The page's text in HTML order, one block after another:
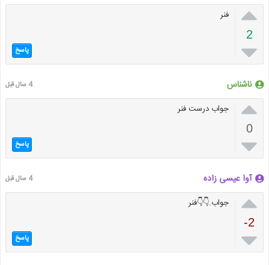

2

فنر
پاسخ
ناشناس 4 سال قبل

0

جواب درست فنر
پاسخ
آوا عیسی زاده 4 سال قبل

-2

جواب.👇👇فنر
پاسخ